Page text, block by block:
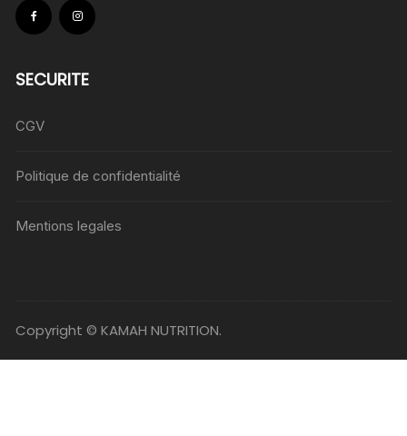
SECURITE
CGV
Politique de confidentialité
Mentions legales
Copyright © KAMAH NUTRITION.